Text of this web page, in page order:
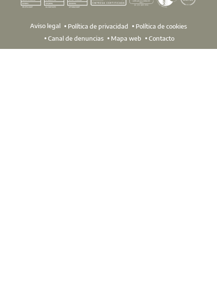
Te contamos en nuestra página web de una forma muy
en qué te pueden ayudar en tu relación con el Colegio y
Aviso legal Política de privacidad
Política de cookies
Canal de denuncias
Mapa web Contacto